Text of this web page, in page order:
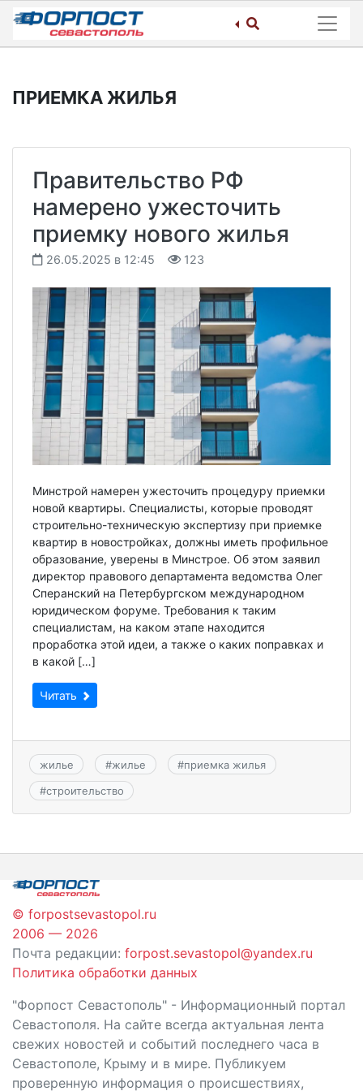
Skip
content
ПРИЕМКА ЖИЛЬЯ
Правительство РФ
намерено ужесточить
приемку нового жилья
26.05.2025 в 12:45 123
Минстрой намерен ужесточить процедуру приемки
новой квартиры. Специалисты, которые проводят
строительно-техническую экспертизу при приемке
квартир в новостройках, должны иметь профильное
образование, уверены в Минстрое. Об этом заявил
директор правового департамента ведомства Олег
Сперанский на Петербургском международном
юридическом форуме. Требования к таким
специалистам, на каком этапе находится
проработка этой идеи, а также о каких поправках и
в какой […]
Читать
жилье #жилье #приемка жилья
#строительство
© forpostsevastopol.ru
2006 — 2026
Почта редакции: forpost.sevastopol@yandex.ru
Политика обработки данных
"Форпост Севастополь" - Информационный портал
Севастополя. На сайте всегда актуальная лента
свежих новостей и событий последнего часа в
Севастополе, Крыму и в мире. Публикуем
проверенную информация о происшествиях,